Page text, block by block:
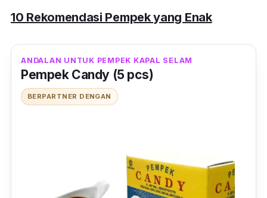
10 Rekomendasi Pempek yang Enak
ANDALAN UNTUK PEMPEK KAPAL SELAM
Pempek Candy (5 pcs)
BERPARTNER DENGAN